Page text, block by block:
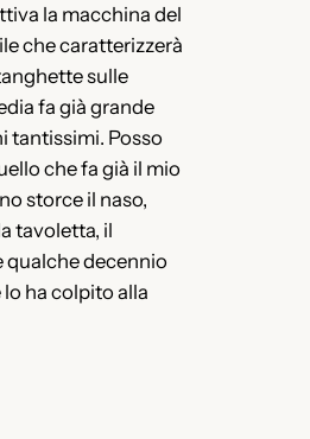
la macchina del
che caratterizzerà
sulle
fa già grande
tantissimi. Posso
che fa già il mio
storce il naso,
tavoletta, il
qualche decennio
ha colpito alla